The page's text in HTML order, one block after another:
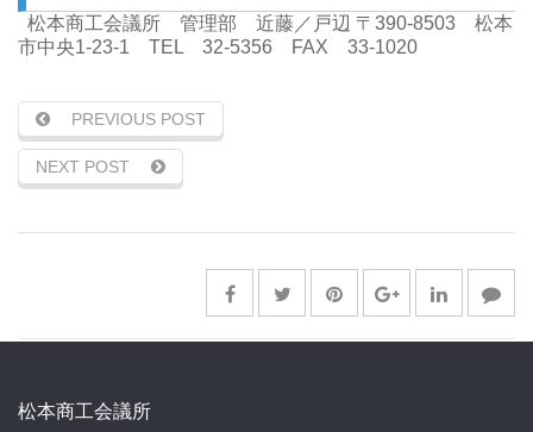
松本商工会議所 管理部 近藤／戸辺 〒390-8503 松本
市中央1-23-1 TEL 32-5356 FAX 33-1020
PREVIOUS POST
NEXT POST
松本商工会議所